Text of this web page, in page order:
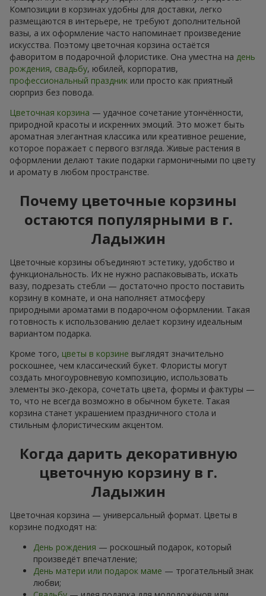
Композиции в корзинах удобны для доставки, легко
размещаются в интерьере, не требуют дополнительной
вазы, а их оформление часто напоминает произведение
искусства. Поэтому цветочная корзина остаётся
фаворитом в подарочной флористике. Она уместна на день
рождения, свадьбу, юбилей, корпоратив,
профессиональный праздник или просто как приятный
сюрприз без повода.
Цветочная корзина — удачное сочетание утончённости,
природной красоты и искренних эмоций. Это может быть
ароматная элегантная классика или креативное решение,
которое поражает с первого взгляда. Живые растения в
оформлении делают такие подарки гармоничными по цвету
и аромату в любом пространстве.
Почему цветочные корзины
остаются популярными в г.
Ладыжин
Цветочные корзины объединяют эстетику, удобство и
функциональность. Их не нужно распаковывать, искать
вазу, подрезать стебли — достаточно просто поставить
корзину в комнате, и она наполняєт атмосферу
природными ароматами в подарочном оформлении. Такая
готовность к использованию делает корзину идеальным
вариантом подарка.
Кроме того, цветы в корзине выглядят значительно
роскошнее, чем классический букет. Флористы могут
создать многоуровневую композицию, использовать
элементы эко-декора, сочетать цвета, формы и фактуры —
то, что не всегда возможно в обычном букете. Такая
корзина станет украшением праздничного стола и
стильным флористическим акцентом.
Когда дарить декоративную
цветочную корзину в г.
Ладыжин
Цветочная корзина — универсальный формат. Цветы в
корзине подходят на:
День рождения — роскошный подарок, который
произведёт впечатление;
День матери или подарок маме — трогательный знак
любви;